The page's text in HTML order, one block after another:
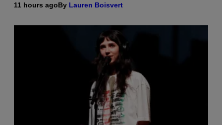
11 hours agoBy Lauren Boisvert